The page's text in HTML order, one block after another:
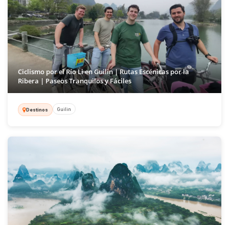
Ciclismo por el Río Li en Guilin | Rutas Escénicas por la
Ribera | Paseos Tranquilos y Fáciles
Destinos Guilin